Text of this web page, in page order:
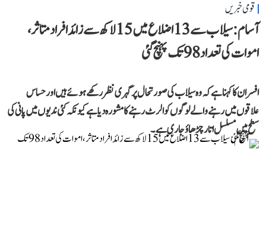
قومی خبریں
آسام: سیلاب سے 13 اضلاع میں 15 لاکھ سے زائد افراد متاثر،
اموات کی تعداد 98 تک پہنچ گئی
افسران کا کہنا ہے کہ وہ سیلاب کی صورتحال پر گہری نظر رکھے ہوئے ہیں اور حساس
علاقوں میں رہنے والے لوگوں کو الرٹ رہنے کا مشورہ دیا ہے کیونکہ کئی ندیوں میں پانی کی
سطح میں مسلسل اتار چڑھاؤ جاری ہے۔